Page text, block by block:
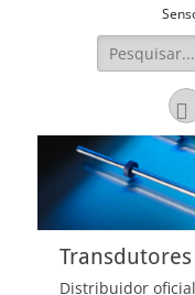
Pesquisar
por:
Distribuidor